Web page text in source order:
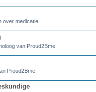
over medicatie.
van Proud2Bme
Proud2Bme